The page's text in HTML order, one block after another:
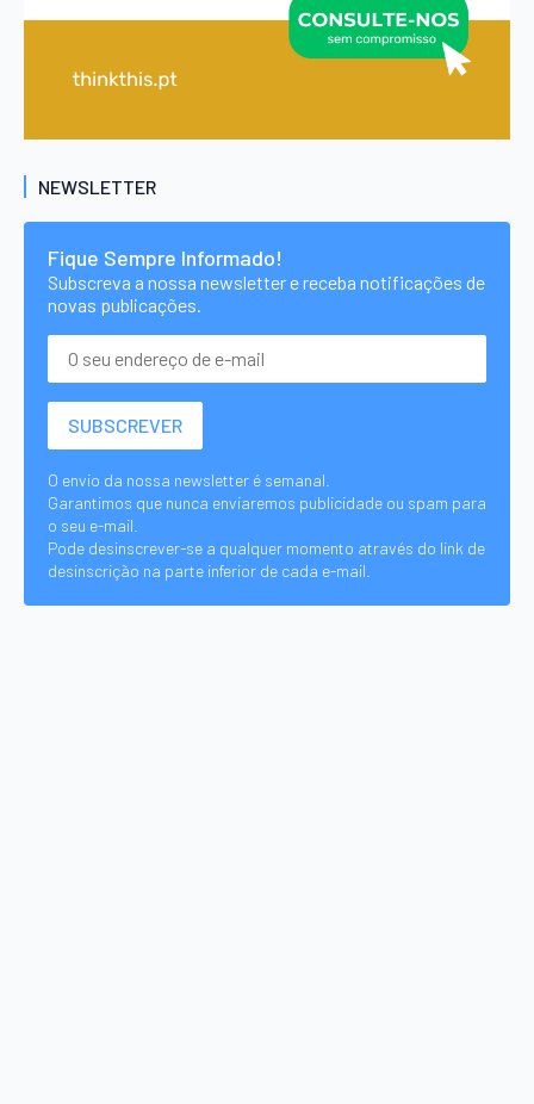
NEWSLETTER
Fique Sempre Informado!
Subscreva a nossa newsletter e receba notificações de
novas publicações.
O envio da nossa newsletter é semanal.
Garantimos que nunca enviaremos publicidade ou spam para
o seu e-mail.
Pode desinscrever-se a qualquer momento através do link de
desinscrição na parte inferior de cada e-mail.